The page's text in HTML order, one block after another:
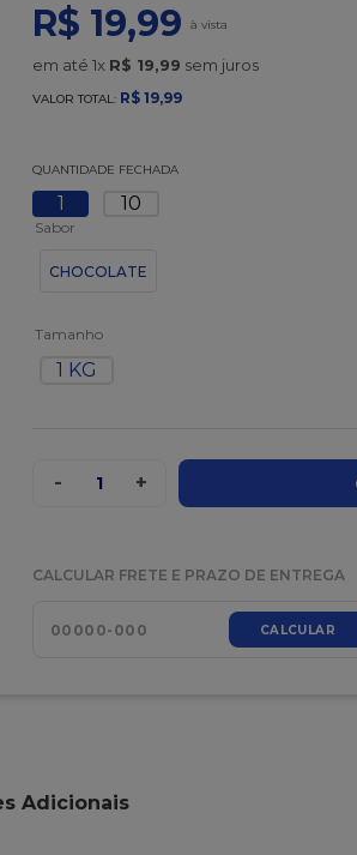
R$ 19,99
em até 1x R$ 19,99 sem juros
VALOR TOTAL: R$ 19,99
QUANTIDADE FECHADA
1 10
Sabor
CHOCOLATE
Tamanho
1 KG
- 1 +
CALCULAR FRETE E PRAZO DE ENTREGA
CALCULAR
Adicionais